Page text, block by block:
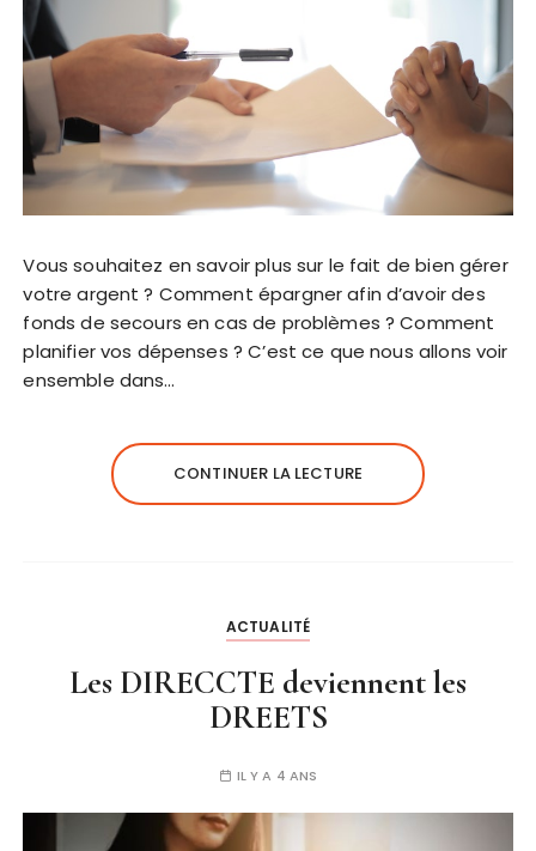
Vous souhaitez en savoir plus sur le fait de bien gérer
votre argent ? Comment épargner afin d’avoir des
fonds de secours en cas de problèmes ? Comment
planifier vos dépenses ? C’est ce que nous allons voir
ensemble dans…
CONTINUER LA LECTURE
ACTUALITÉ
Les DIRECCTE deviennent les
DREETS
IL Y A 4 ANS